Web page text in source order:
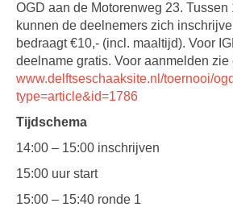
OGD aan de Motorenweg 23. Tussen
kunnen de deelnemers zich
bedraagt €10,- (incl. maaltijd). Voor
deelname gratis. Voor aanmelden
www.delftseschaaksite.nl/toernooi/
type=article&id=1786
Tijdschema
14:00 – 15:00 inschrijven
15:00 uur start
15:00 – 15:40 ronde 1